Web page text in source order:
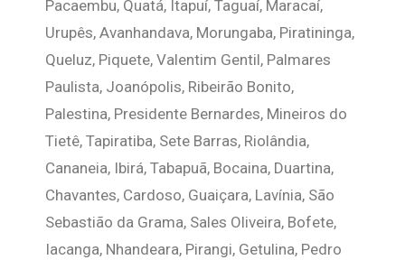
Pacaembu, Quatá, Itapuí, Taguaí, Maracaí,
Urupês, Avanhandava, Morungaba, Piratininga,
Queluz, Piquete, Valentim Gentil, Palmares
Paulista, Joanópolis, Ribeirão Bonito,
Palestina, Presidente Bernardes, Mineiros do
Tietê, Tapiratiba, Sete Barras, Riolândia,
Cananeia, Ibirá, Tabapuã, Bocaina, Duartina,
Chavantes, Cardoso, Guaiçara, Lavínia, São
Sebastião da Grama, Sales Oliveira, Bofete,
Iacanga, Nhandeara, Pirangi, Getulina, Pedro